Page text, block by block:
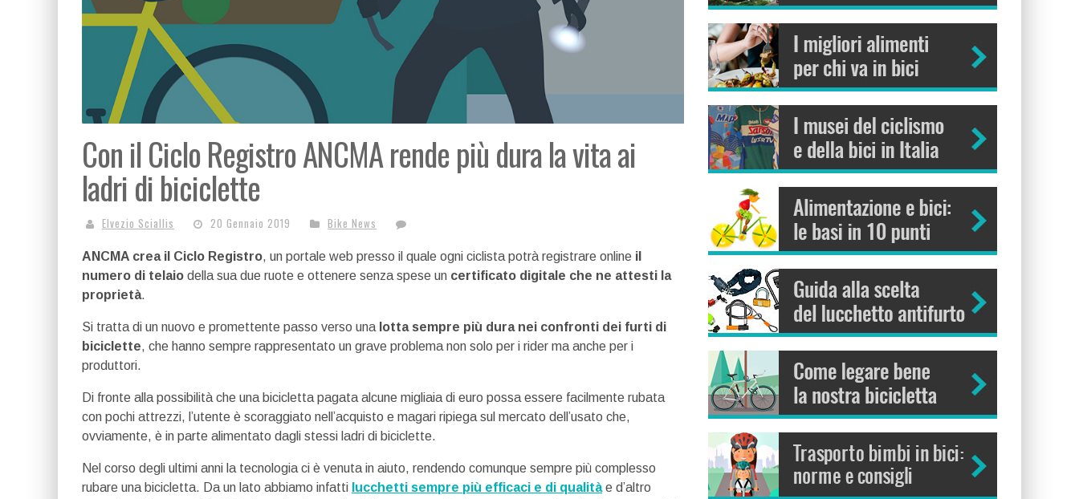
Con il Ciclo Registro ANCMA rende più dura la vita ai
ladri di biciclette
Elvezio Sciallis 20 Gennaio 2019 Bike News
ANCMA crea il Ciclo Registro, un portale web presso il quale ogni ciclista potrà registrare online il
numero di telaio della sua due ruote e ottenere senza spese un certificato digitale che ne attesti la
proprietà.
Si tratta di un nuovo e promettente passo verso una lotta sempre più dura nei confronti dei furti di
biciclette, che hanno sempre rappresentato un grave problema non solo per i rider ma anche per i
produttori.
Di fronte alla possibilità che una bicicletta pagata alcune migliaia di euro possa essere facilmente rubata
con pochi attrezzi, l’utente è scoraggiato nell’acquisto e magari ripiega sul mercato dell’usato che,
ovviamente, è in parte alimentato dagli stessi ladri di biciclette.
Nel corso degli ultimi anni la tecnologia ci è venuta in aiuto, rendendo comunque sempre più complesso
rubare una bicicletta. Da un lato abbiamo infatti lucchetti sempre più efficaci e di qualitàe d’altro